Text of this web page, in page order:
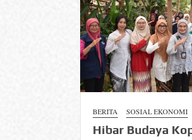
BERITA SOSIAL EKONOMI
Hibar Budaya